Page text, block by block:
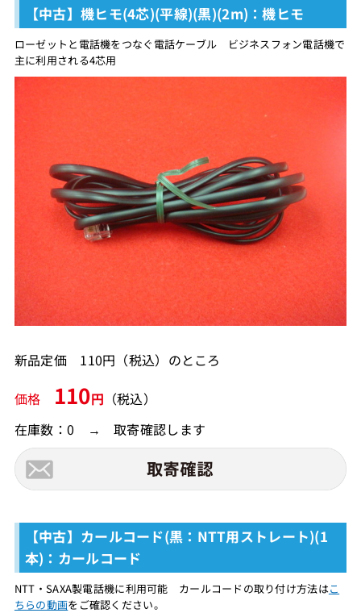
【中古】機ヒモ(4芯)(平線)(黒)(2m)：機ヒモ
ローゼットと電話機をつなぐ電話ケーブル ビジネスフォン電話機で
主に利用される4芯用
新品定価 110円（税込）のところ
価格 110円 （税込）
在庫数：0 → 取寄確認します
【中古】カールコード(黒：NTT用ストレート)(1
本)：カールコード
NTT・SAXA製電話機に利用可能 カールコードの取り付け方法はこ
ちらの動画をご確認ください。